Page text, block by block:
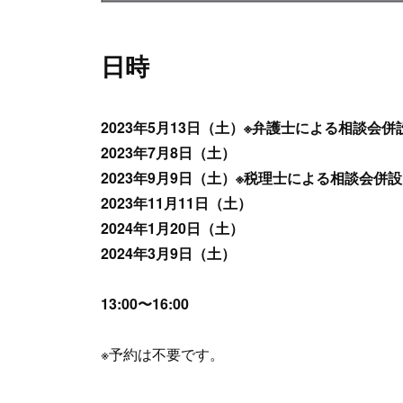
日時
2023年5月13日（土）※弁護士による相談会併
2023年7月8日（土）
2023年9月9日（土）※税理士による相談会併設
2023年11月11日（土）
2024年1月20日（土）
2024年3月9日（土）
13:00〜16:00
※予約は不要です。